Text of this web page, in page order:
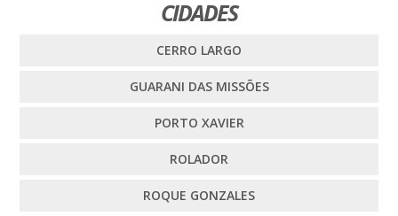
CIDADES
CERRO LARGO
GUARANI DAS MISSÕES
PORTO XAVIER
ROLADOR
ROQUE GONZALES